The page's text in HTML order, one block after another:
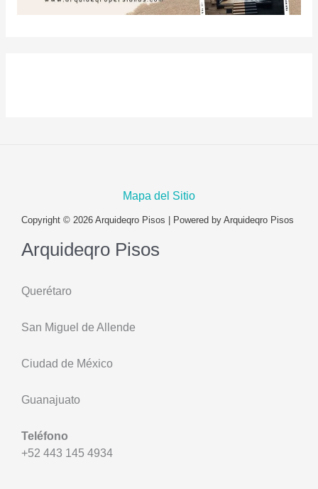
Mapa del Sitio
Copyright © 2026 Arquideqro Pisos | Powered by Arquideqro Pisos
Arquideqro Pisos
Querétaro
San Miguel de Allende
Ciudad de México
Guanajuato
Teléfono
+52 443 145 4934